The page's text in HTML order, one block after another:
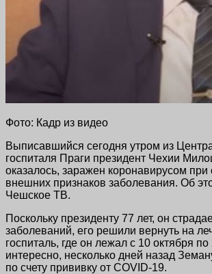
Фото: Кадр из видео
Выписавшийся сегодня утром из
госпиталя Праги президент Чехии
оказалось, заражен коронавирусом при
внешних признаков заболевания. Об
Чешское ТВ.
Поскольку президенту 77 лет, он
заболеваний, его решили вернуть на
госпиталь, где он лежал с 10 октября
интересно, несколько дней назад
по счету прививку от COVID-19.